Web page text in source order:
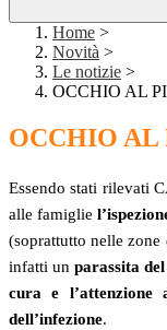
Home >
Novità >
Le notizie >
OCCHIO AL
OCCHIO AL
Essendo stati rilevati
alle famiglie
(soprattutto nelle
infatti unparassita del
cura e l’attenzione
dell’infezione.